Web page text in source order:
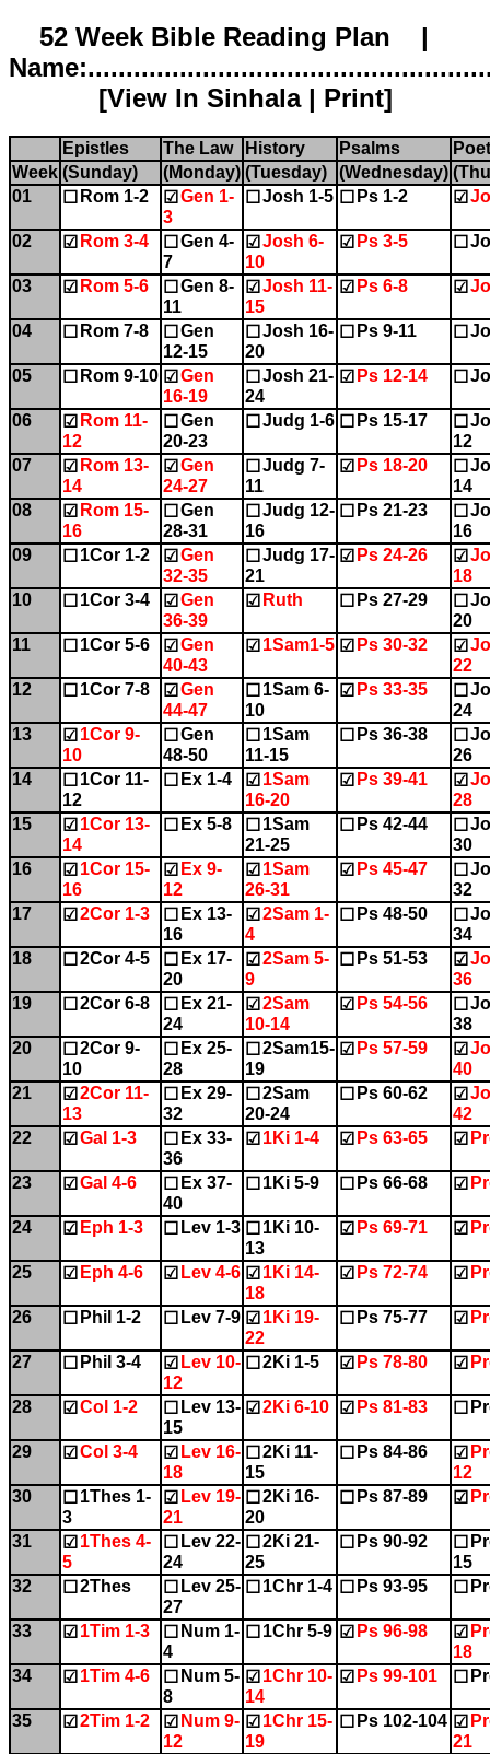
52 Week Bible Reading Plan |
[View In Sinhala| Print]
Epistles The Law History Psalms
Week (Sunday) (Monday) (Tuesday) (Wednesday)
01
☐ Rom 1-2 ☑ Gen 1-
3
☐ Josh 1-5 ☐ Ps 1-2 ☑
02 ☑ Rom 3-4 ☐ Gen 4-
7
☑ Josh 6-
10
☑ Ps 3-5 ☐
03 ☑ Rom 5-6 ☐ Gen 8-
11
☑ Josh 11-
15
☑ Ps 6-8 ☑
04 ☐ Rom 7-8 ☐ Gen
12-15
☐ Josh 16-
20
☐ Ps 9-11 ☐
05 ☐ Rom 9-10 ☑ Gen
16-19
☐ Josh 21-
24
☑ Ps 12-14 ☐
06 ☑ Rom 11-
12
☐ Gen
20-23
☐ Judg 1-6 ☐ Ps 15-17 ☐
12
07
☑ Rom 13-
14
☑ Gen
24-27
☐ Judg 7-
11
☑ Ps 18-20 ☐
14
08
☑ Rom 15-
16
☐ Gen
28-31
☐ Judg 12-
16
☐ Ps 21-23 ☐
16
09
☐ 1Cor 1-2 ☑ Gen
32-35
☐ Judg 17-
21
☑ Ps 24-26 ☑
18
10
☐ 1Cor 3-4 ☑ Gen
36-39
☑ Ruth ☐ Ps 27-29 ☐
20
11
☐ 1Cor 5-6 ☑ Gen
40-43
☑ 1Sam1-5 ☑ Ps 30-32 ☑
22
12
☐ 1Cor 7-8 ☑ Gen
44-47
☐ 1Sam 6-
10
☑ Ps 33-35 ☐
24
13
☑ 1Cor 9-
10
☐ Gen
48-50
☐ 1Sam
11-15
☐ Ps 36-38 ☐
26
14
☐ 1Cor 11-
12
☐ Ex 1-4 ☑ 1Sam
16-20
☑ Ps 39-41 ☑
28
15
☑ 1Cor 13-
14
☐ Ex 5-8 ☐ 1Sam
21-25
☐ Ps 42-44 ☐
30
16
☑ 1Cor 15-
16
☑ Ex 9-
12
☑ 1Sam
26-31
☑ Ps 45-47 ☐
32
17
☑ 2Cor 1-3 ☐ Ex 13-
16
☑ 2Sam 1-
4
☐ Ps 48-50 ☐
34
18
☐ 2Cor 4-5 ☐ Ex 17-
20
☑ 2Sam 5-
9
☐ Ps 51-53 ☑
36
19
☐ 2Cor 6-8 ☐ Ex 21-
24
☑ 2Sam
10-14
☑ Ps 54-56 ☐
38
20
☐ 2Cor 9-
10
☐ Ex 25-
28
☐ 2Sam15-
19
☑ Ps 57-59 ☑
40
21
☑ 2Cor 11-
13
☐ Ex 29-
32
☐ 2Sam
20-24
☐ Ps 60-62 ☑
42
22
☑ Gal 1-3 ☐ Ex 33-
36
☑ 1Ki 1-4 ☑ Ps 63-65 ☑
23 ☑ Gal 4-6 ☐ Ex 37-
40
☐ 1Ki 5-9 ☐ Ps 66-68 ☑
24 ☑ Eph 1-3 ☐ Lev 1-3 ☐ 1Ki 10-
13
☑ Ps 69-71 ☑
25 ☑ Eph 4-6 ☑ Lev 4-6 ☑ 1Ki 14-
18
☑ Ps 72-74 ☑
26 ☐ Phil 1-2 ☐ Lev 7-9 ☑ 1Ki 19-
22
☐ Ps 75-77 ☑
27 ☐ Phil 3-4 ☑ Lev 10-
12
☐ 2Ki 1-5 ☑ Ps 78-80 ☑
28 ☑ Col 1-2 ☐ Lev 13-
15
☑ 2Ki 6-10 ☑ Ps 81-83 ☐
29 ☑ Col 3-4 ☑ Lev 16-
18
☐ 2Ki 11-
15
☐ Ps 84-86 ☑
12
30
☐ 1Thes 1-
3
☑ Lev 19-
21
☐ 2Ki 16-
20
☐ Ps 87-89 ☑
31 ☑ 1Thes 4-
5
☐ Lev 22-
24
☐ 2Ki 21-
25
☐ Ps 90-92 ☐
15
32
☐ 2Thes ☐ Lev 25-
27
☐ 1Chr 1-4 ☐ Ps 93-95 ☐
33 ☑ 1Tim 1-3 ☐ Num 1-
4
☐ 1Chr 5-9 ☑ Ps 96-98 ☑
18
34
☑ 1Tim 4-6 ☐ Num 5-
8
☑ 1Chr 10-
14
☑ Ps 99-101 ☐
35 ☑ 2Tim 1-2 ☑ Num 9-
12
☑ 1Chr 15-
19
☐ Ps 102-104 ☑
21